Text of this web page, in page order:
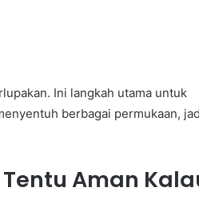
Ini langkah utama untuk
berbagai permukaan,
Aman